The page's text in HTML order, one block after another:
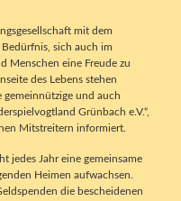
mit dem
sich auch im
Menschen eine Freude zu
des Lebens stehen
und auch
Grünbach e.V.“,
Mitstreitern informiert.
jedes Jahr eine gemeinsame
Heimen aufwachsen.
die bescheidenen